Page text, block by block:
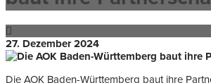
27. Dezember 2024
Die AOK Baden-Württemberg baut ihre